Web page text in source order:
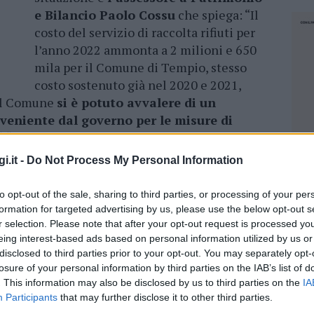
- Do Not Process My Personal Information
opt-out of the sale, sharing to third parties, or processing of your
for targeted advertising by us, please use the below opt-out
selection. Please note that after your opt-out request is processed
interest-based ads based on personal information utilized by us
to third parties prior to your opt-out. You may separately
of your personal information by third parties on the IAB’s list of
This information may also be disclosed by us to third parties on the
Participants that may further disclose it to other third parties.
e Bilancio Paolo Cossu che spiega: “Il
costo del servizio di raccolta rifiuti per
l’anno 2022 ammonta a 2 milioni e 650
mila per il Comune di Tempio, stesso
costo sostenuto già nel 2020 e 2021,
si è potuto avvalere di un
dal governo per le misure di
“Quella di far ricadere il costo sulla
una decisione dell’amministrazione ma è
per cui la differenza sul costo del
altri movimenti di bilancio”. “Quello del 6% –
che vedrà variazioni più o meno
utenze“.
sul fronte dell’aumento TARI è il
Cordellache scrive: “ Un aumento
dalla colorata e carnevalesca
tempiese avvenuta nella stessa